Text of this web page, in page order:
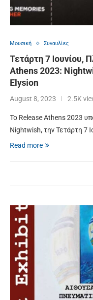
Μουσική Συναυλίες
Τετάρτη 7 Ιουνίου,
Athens 2023:
Elysion
August 8, 2023 2.5K
Το Release Athens 2023
Nightwish, την Τετάρτη 7
Read more